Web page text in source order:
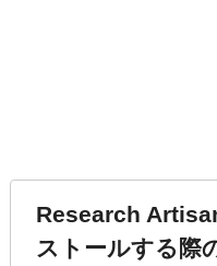
Research
ストールする際